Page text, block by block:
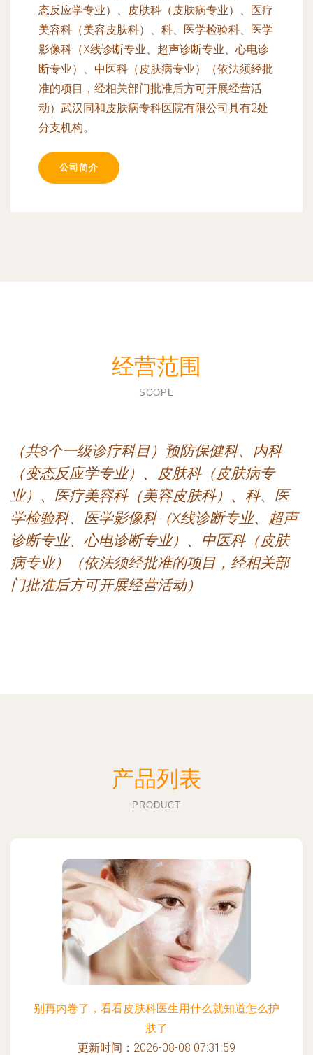
态反应学专业）、皮肤科（皮肤病专业）、医疗
美容科（美容皮肤科）、科、医学检验科、医学
影像科（X线诊断专业、超声诊断专业、心电诊
断专业）、中医科（皮肤病专业）（依法须经批
准的项目，经相关部门批准后方可开展经营活
动）武汉同和皮肤病专科医院有限公司具有2处
分支机构。
公司简介
经营范围
SCOPE
（共8个一级诊疗科目）预防保健科、内科
（变态反应学专业）、皮肤科（皮肤病专
业）、医疗美容科（美容皮肤科）、科、医
学检验科、医学影像科（X线诊断专业、超声
诊断专业、心电诊断专业）、中医科（皮肤
病专业）（依法须经批准的项目，经相关部
门批准后方可开展经营活动）
产品列表
PRODUCT
别再内卷了，看看皮肤科医生用什么就知道怎么护
肤了
更新时间：2026-08-08 07:31:59